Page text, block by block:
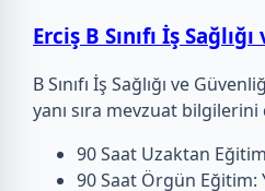
Erciş B Sınıfı İş
B Sınıfı İş Sağlığı ve
yanı sıra mevzuat
90 Saat Uzaktan
90 Saat Örgün